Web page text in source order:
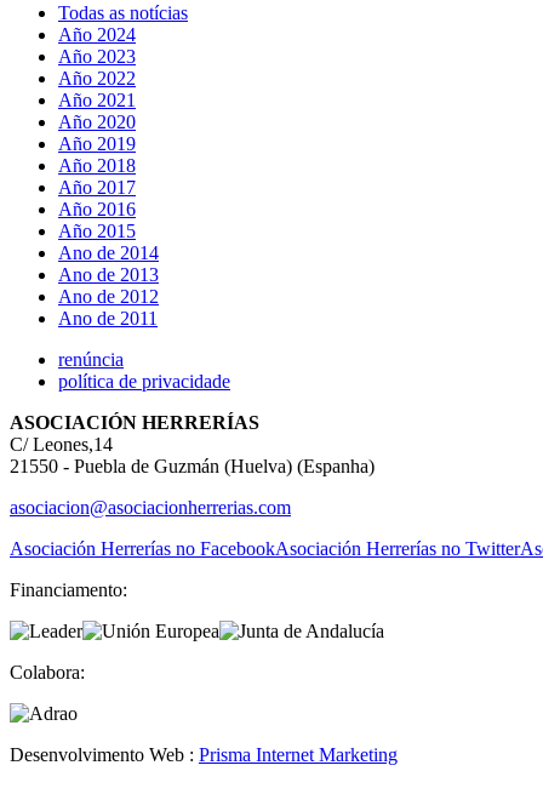
Todas as notícias
Año 2024
Año 2023
Año 2022
Año 2021
Año 2020
Año 2019
Año 2018
Año 2017
Año 2016
Año 2015
Ano de 2014
Ano de 2013
Ano de 2012
Ano de 2011
renúncia
política de privacidade
ASOCIACIÓN HERRERÍAS
C/ Leones,14
21550 - Puebla de Guzmán (Huelva) (Espanha)
asociacion@asociacionherrerias.com
Asociación Herrerías no FacebookAsociación Herrerías no Twitter
Financiamento:
Colabora:
Desenvolvimento Web : Prisma Internet Marketing